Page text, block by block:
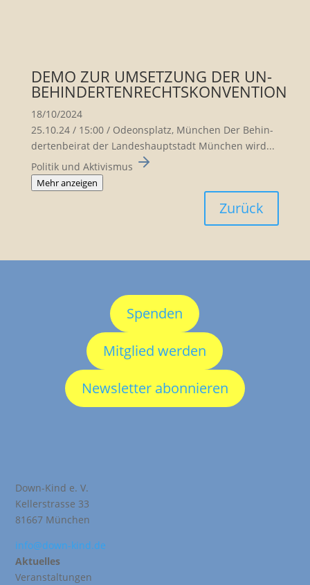
DEMO ZUR UMSETZUNG DER UN-
BEHINDERTENRECHTSKONVENTION
18/10/2024
25.10.24 / 15:00 / Odeons­platz, München Der Behin­
der­ten­beirat der Landes­haupt­stadt München wird...
Politik und Aktivismus
Mehr anzeigen
Zurück
Spenden
Mitglied werden
Newsletter abonnieren
Down-Kind e. V.
Kellerstrasse 33
81667 München
info@down-kind.de
Aktuelles
Veranstaltungen